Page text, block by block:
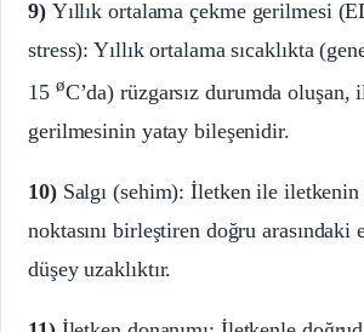
9)Yıllık ortalama çekme gerilmesi
stress): Yıllık ortalama sıcaklıkta
15 øC’da) rüzgarsız durumda oluşan,
gerilmesinin yatay bileşenidir.
10)Salgı (sehim): İletken ile iletkenin
noktasını birleştiren doğru arasındaki
düşey uzaklıktır.